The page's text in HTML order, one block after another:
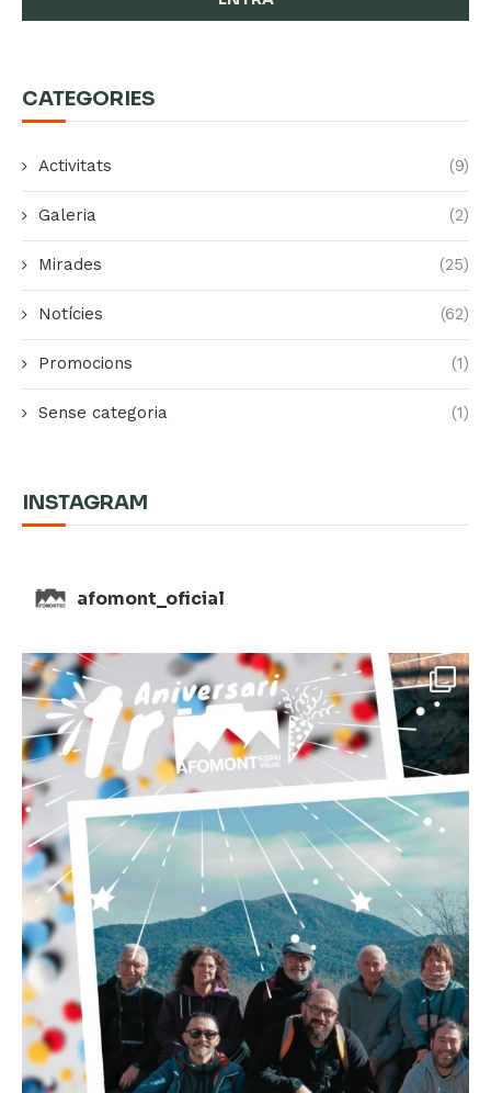
CATEGORIES
Activitats (9)
Galeria (2)
Mirades (25)
Notícies (62)
Promocions (1)
Sense categoria (1)
INSTAGRAM
afomont_oficial